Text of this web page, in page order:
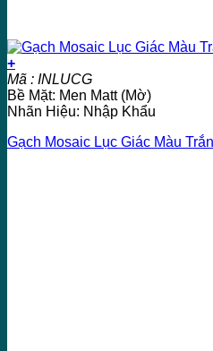
+
Mã : INLUCG
Bề Mặt: Men Matt (Mờ)
Nhãn Hiệu: Nhập Khẩu
Gạch Mosaic Lục Giác Màu